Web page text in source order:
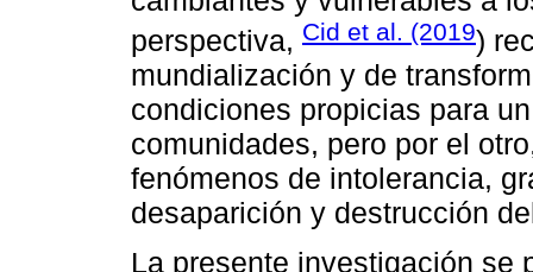
perspectiva, Cid et al. (2019)
mundialización y de
condiciones propicias para
comunidades, pero por el
fenómenos de intolerancia,
desaparición y destrucción
La presente investigación se